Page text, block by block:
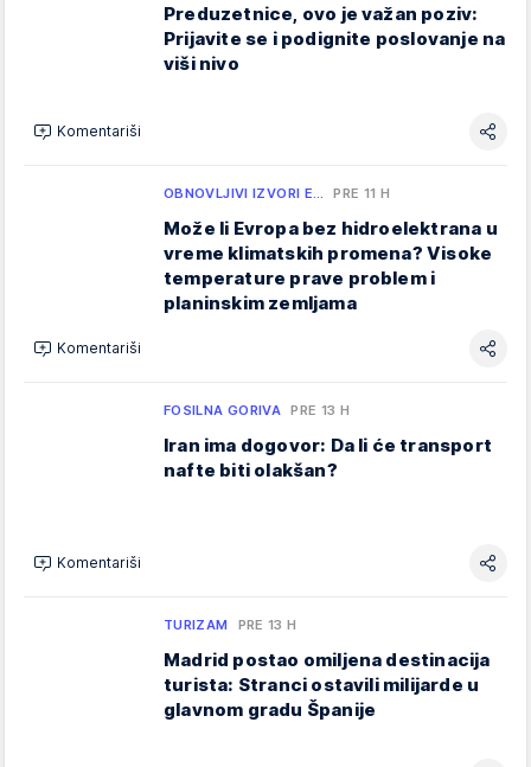
Preduzetnice, ovo je važan poziv:
Prijavite se i podignite poslovanje na
viši nivo
Komentariši
OBNOVLJIVI IZVORI E… PRE 11 H
Može li Evropa bez hidroelektrana u
vreme klimatskih promena? Visoke
temperature prave problem i
planinskim zemljama
Komentariši
FOSILNA GORIVA PRE 13 H
Iran ima dogovor: Da li će transport
nafte biti olakšan?
Komentariši
TURIZAM PRE 13 H
Madrid postao omiljena destinacija
turista: Stranci ostavili milijarde u
glavnom gradu Španije